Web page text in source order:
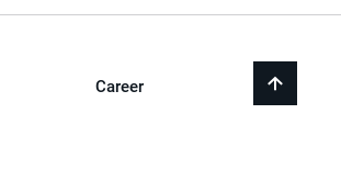
back
Career